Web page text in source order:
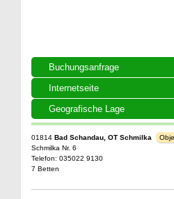
Buchungsanfrage
Internetseite
Geografische Lage
01814 Bad Schandau, OT Schmilka
Schmilka Nr. 6
Telefon: 035022 9130
7 Betten